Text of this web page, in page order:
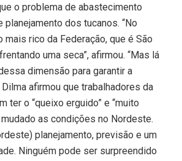
o problema de abastecimento
dos tucanos. “No
mais rico da Federação, que é São
uma seca”, afirmou. “Mas lá
dimensão para garantir a
Dilma afirmou que trabalhadores da
ter o “queixo erguido” e “muito
as condições no Nordeste.
planejamento, previsão e um
Ninguém pode ser surpreendido